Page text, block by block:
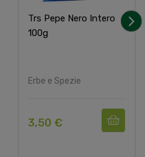
Trs Pepe Nero Intero
100g
Erbe e Spezie
3,50 €